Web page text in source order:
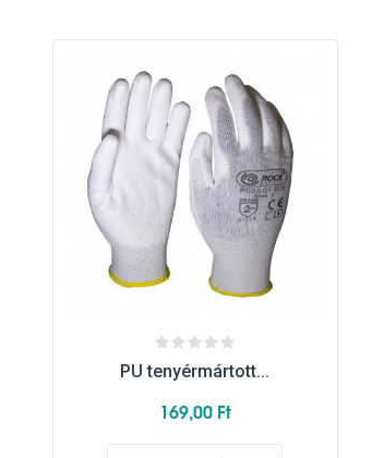
PU tenyérmártott...
169,00 Ft